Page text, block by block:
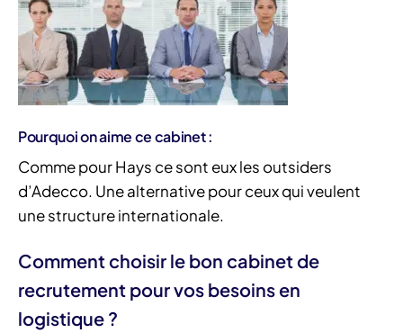
Pourquoi on aime ce cabinet :
Comme pour Hays ce sont eux les outsiders
d’Adecco. Une alternative pour ceux qui veulent
une structure internationale.
Comment choisir le bon cabinet de
recrutement pour vos besoins en
logistique ?